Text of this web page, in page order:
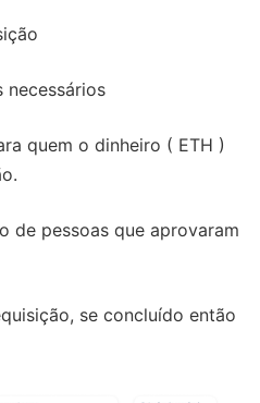
necessários
quem o dinheiro ( ETH )
de pessoas que aprovaram
se concluído então